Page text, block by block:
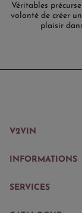
Véritables
volonté de créer
plaisir
V2VIN
INFORMATIONS
SERVICES